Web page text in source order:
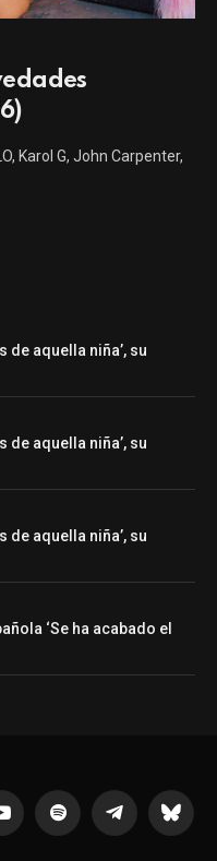
Karol G, John Carpenter,
de aquella niña’, su
de aquella niña’, su
de aquella niña’, su
‘Se ha acabado el
YouTubeSpotify Telegrama